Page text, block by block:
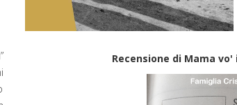
Recensione di Mama